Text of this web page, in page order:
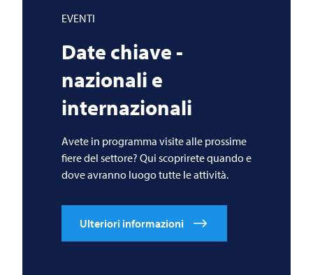
EVENTI
Date chiave -
nazionali e
internazionali
Avete in programma visite alle prossime
fiere del settore? Qui scoprirete quando e
dove avranno luogo tutte le attività.
Ulteriori informazioni